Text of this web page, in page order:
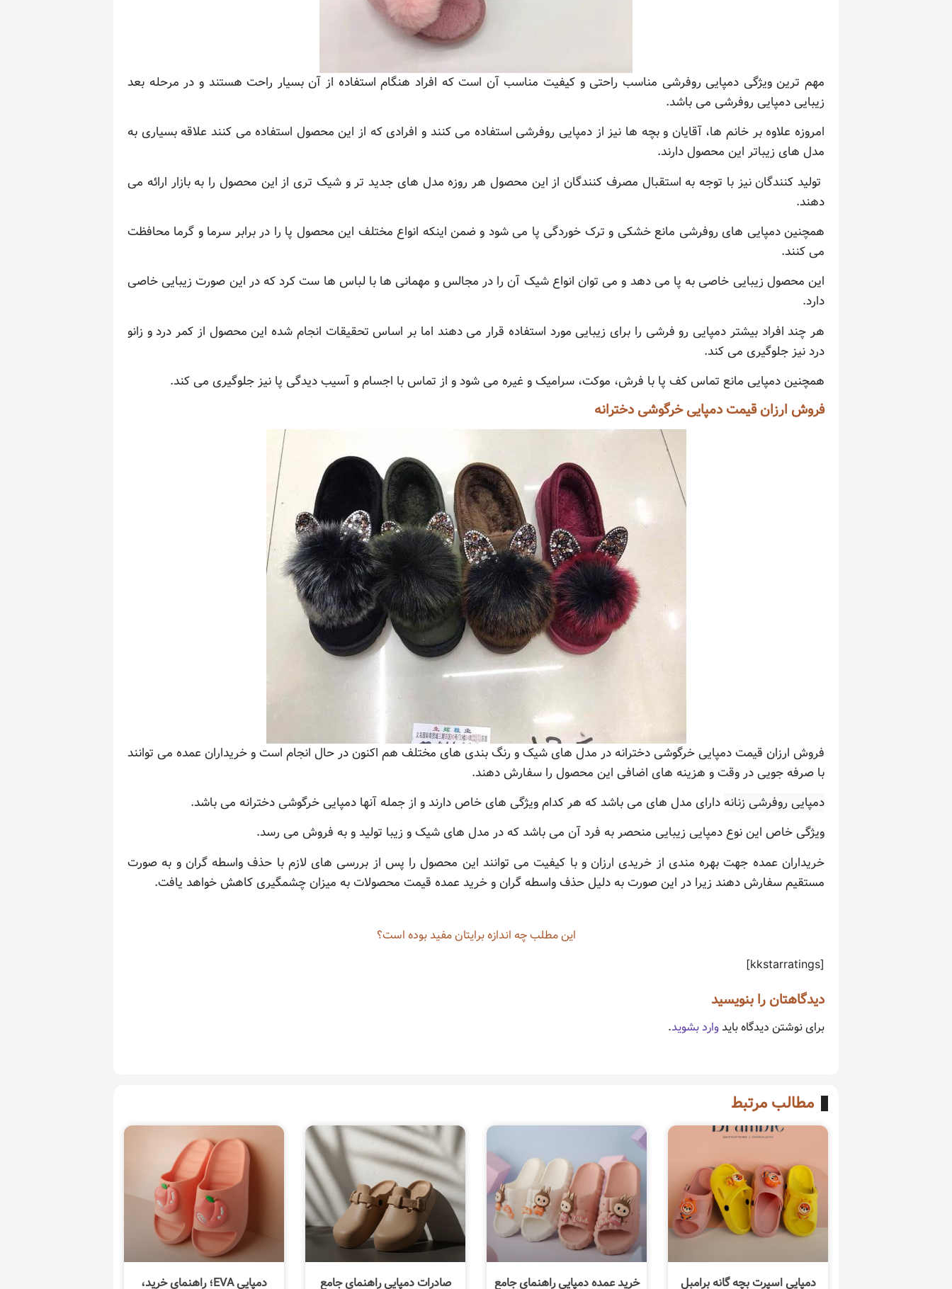
مهم ترین ویژگی دمپایی روفرشی مناسب راحتی و کیفیت مناسب آن است که افراد هنگام استفاده از آن بسیار راحت هستند و در مرحله بعد
زیبایی دمپایی روفرشی می باشد.
امروزه علاوه بر خانم ها، آقایان و بچه ها نیز از دمپایی روفرشی استفاده می کنند و افرادی که از این محصول استفاده می کنند علاقه بسیاری به
مدل های زیباتر این محصول دارند.
تولید کنندگان نیز با توجه به استقبال مصرف کنندگان از این محصول هر روزه مدل های جدید تر و شیک تری از این محصول را به بازار ارائه می
دهند.
همچنین دمپایی های روفرشی مانع خشکی و ترک خوردگی پا می شود و ضمن اینکه انواع مختلف این محصول پا را در برابر سرما و گرما محافظت
می کنند.
این محصول زیبایی خاصی به پا می دهد و می توان انواع شیک آن را در مجالس و مهمانی ها با لباس ها ست کرد که در این صورت زیبایی خاصی
دارد.
هر چند افراد بیشتر دمپایی رو فرشی را برای زیبایی مورد استفاده قرار می دهند اما بر اساس تحقیقات انجام شده این محصول از کمر درد و زانو
درد نیز جلوگیری می کند.
همچنین دمپایی مانع تماس کف پا با فرش، موکت، سرامیک و غیره می شود و از تماس با اجسام و آسیب دیدگی پا نیز جلوگیری می کند.
فروش ارزان قیمت دمپایی خرگوشی دخترانه
فروش ارزان قیمت دمپایی خرگوشی دخترانه در مدل های شیک و رنگ بندی های مختلف هم اکنون در حال انجام است و خریداران عمده می توانند
با صرفه جویی در وقت و هزینه های اضافی این محصول را سفارش دهند.
دمپایی روفرشی زنانه دارای مدل های می باشد که هر کدام ویژگی های خاص دارند و از جمله آنها دمپایی خرگوشی دخترانه می باشد.
ویژگی خاص این نوع دمپایی زیبایی منحصر به فرد آن می باشد که در مدل های شیک و زیبا تولید و به فروش می رسد.
خریداران عمده جهت بهره مندی از خریدی ارزان و با کیفیت می توانند این محصول را پس از بررسی های لازم با حذف واسطه گران و به صورت
مستقیم سفارش دهند زیرا در این صورت به دلیل حذف واسطه گران و خرید عمده قیمت محصولات به میزان چشمگیری کاهش خواهد یافت.
این مطلب چه‌ اندازه برایتان مفید بوده است؟
[kkstarratings]
دیدگاهتان را بنویسید
برای نوشتن دیدگاه بایدوارد بشوید.
مطالب مرتبط
دمپایی اسپرت بچه گانه برامبل خرید عمده دمپایی راهنمای جامع صادرات دمپایی راهنمای جامع دمپایی EVA؛ راهنمای خرید،